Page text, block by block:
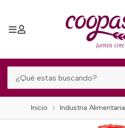
Inicio Industria Alimentaria